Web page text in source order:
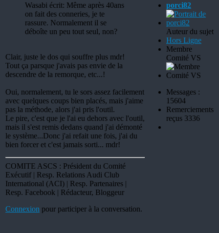
Wasabi écrit: Même après 40ans
on fait des conneries, je te
rassure. Normalement il se
déboîte un peu tout seul, non?
Clair, juste le dos qui souffre plus mdr!
Tout ça parsque j'avais pas envie de la
descendre de la remorque, etc...!
Oui, normalement, tu le sors assez facilement
avec quelques coups bien placés, mais j'aime
pas la méthode, alors j'ai pris l'outil.
Le pire, c'est que je l'ai eu dehors avec l'outil,
mais il s'est remis dedans quand j'ai démonté
le système...Donc j'ai refait une fois, j'ai du
bien forcer et c'est jamais sorti... mdr!
COMITE ASCS : Président du Comité
Exécutif | Resp. Relations Audi Club
International (ACI) | Resp. Partenaires |
Resp. Facebook | Rédacteur, Bloggeur
Connexion pour participer à la conversation.
porci82
Auteur du sujet
Hors Ligne
Membre
Comité VS
Messages :
15604
Remerciements
reçus 3336